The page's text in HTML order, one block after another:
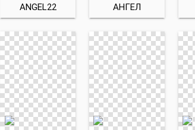
ANGEL22 АНГЕЛ